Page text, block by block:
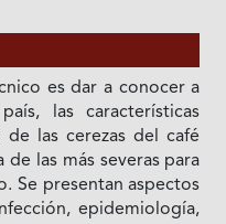
es dar a conocer a
las características
las cerezas del café
las más severas para
Se presentan aspectos
epidemiología,